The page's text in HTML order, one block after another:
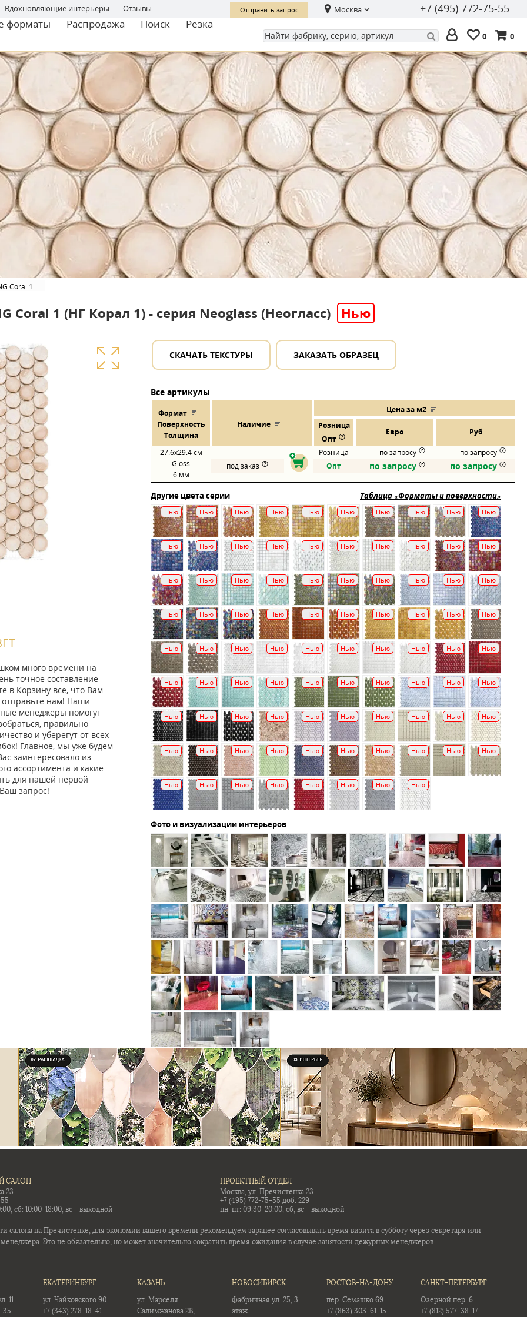
Вдохновляющие интерьеры Отзывы Отправить запрос Москва +7 (495) 772-75-55
форматы Распродажа Поиск Резка
0 0
Coral 1
Coral 1 (НГ Корал 1) - серия Neoglass (Неогласс) Нью
много времени на
точное составление
в Корзину все, что Вам
отправьте нам! Наши
менеджеры помогут
правильно
и уберегут от всех
Главное, мы уже будем
заинтересовало из
ассортимента и какие
для нашей первой
запрос!
СКАЧАТЬ ТЕКСТУРЫ ЗАКАЗАТЬ ОБРАЗЕЦ
Все артикулы
Формат
Поверхность
Толщина
Наличие
Цена за м2
Розница
Евро Руб
Опт
27.6x29.4см
Gloss
6 мм
Розница по запросу
по запросу
под заказ
Опт по запросу по запросу
Другие цвета серии Таблица «Форматы и поверхности»
Нью Нью Нью Нью Нью Нью Нью Нью Нью Нью
Нью Нью Нью Нью Нью Нью Нью Нью Нью Нью
Нью Нью Нью Нью Нью Нью Нью Нью Нью Нью
Нью Нью Нью Нью Нью Нью Нью Нью Нью Нью
Нью Нью Нью Нью Нью Нью Нью Нью Нью Нью
Нью Нью Нью Нью Нью Нью Нью Нью Нью Нью
Нью Нью Нью Нью Нью Нью Нью Нью Нью Нью
Нью Нью Нью Нью Нью Нью Нью Нью Нью Нью
Нью Нью Нью Нью Нью Нью Нью Нью
Фото и визуализации интерьеров
САЛОН
23
сб: 10:00-18:00, вс - выходной
ПРОЕКТНЫЙ ОТДЕЛ
Москва, ул. Пречистенка 23
+7 (495) 772-75-55 доб. 229
пн-пт: 09:30-20:00, сб, вс - выходной
салона на Пречистенке, для экономии вашего времени рекомендуем заранее согласовывать время визита в субботу через секретаря или
менеджера. Это не обязательно, но может значительно сократить время ожидания в случае занятости дежурных менеджеров.
11
35
ЕКАТЕРИНБУРГ
ул. Чайковского 90
+7 (343) 278-18-41
КАЗАНЬ
ул. Марселя
Салимжанова 2В,
НОВОСИБИРСК
Фабричная ул. 25, 3
этаж
РОСТОВ-НА-ДОНУ
пер. Семашко 69
+7 (863) 303-61-15
САНКТ-ПЕТЕРБУРГ
Озерной пер. 6
+7 (812) 577-38-17